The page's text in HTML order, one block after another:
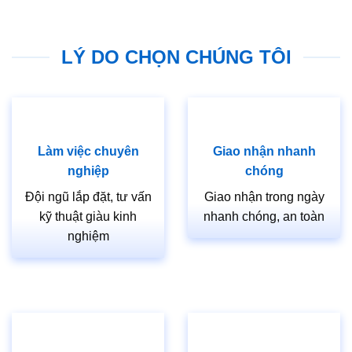
Hotline 1:0933.707.707
Hotline 4:
0826.901.901
Email:
sales.saigondoor@gmail.com
CSKH 24/7: 028.37.712.989
www.cuagosaigon.com
LÝ DO CHỌN CHÚNG TÔI
Làm việc chuyên
nghiệp
Đội ngũ lắp đặt, tư vấn
kỹ thuật giàu kinh
nghiệm
Giao nhận nhanh
chóng
Giao nhận trong ngày
nhanh chóng, an toàn